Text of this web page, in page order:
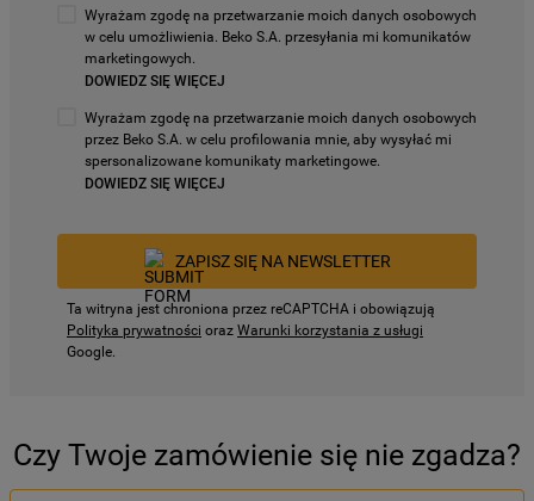
Wyrażam zgodę na przetwarzanie moich danych osobowych
w celu umożliwienia. Beko S.A. przesyłania mi komunikatów
marketingowych.
DOWIEDZ SIĘ WIĘCEJ
Wyrażam zgodę na przetwarzanie moich danych osobowych
przez Beko S.A. w celu profilowania mnie, aby wysyłać mi
spersonalizowane komunikaty marketingowe.
DOWIEDZ SIĘ WIĘCEJ
ZAPISZ SIĘ NA NEWSLETTER
Ta witryna jest chroniona przez reCAPTCHA i obowiązują
Polityka prywatności oraz Warunki korzystania z usługi
Google.
Czy Twoje zamówienie się nie zgadza?